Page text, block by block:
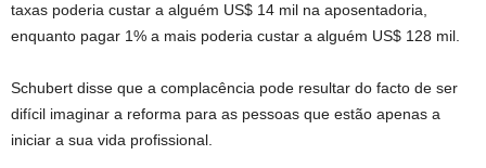
taxas poderia custar a alguém US$ 14 mil na aposentadoria,
enquanto pagar 1% a mais poderia custar a alguém US$ 128 mil.
Schubert disse que a complacência pode resultar do facto de ser
difícil imaginar a reforma para as pessoas que estão apenas a
iniciar a sua vida profissional.